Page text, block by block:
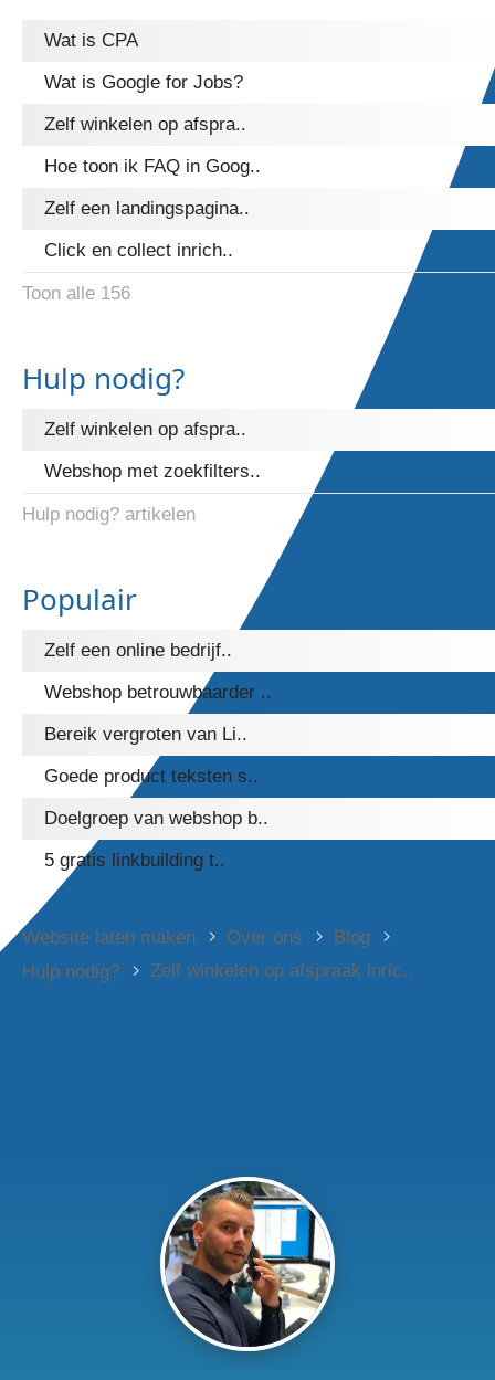
Wat is CPA
Wat is Google for Jobs?
Zelf winkelen op afspra..
Hoe toon ik FAQ in Goog..
Zelf een landingspagina..
Click en collect inrich..
Toon alle 156
Hulp nodig?
Zelf winkelen op afspra..
Webshop met zoekfilters..
Hulp nodig? artikelen
Populair
Zelf een online bedrijf..
Webshop betrouwbaarder ..
Bereik vergroten van Li..
Goede product teksten s..
Doelgroep van webshop b..
5 gratis linkbuilding t..
Website laten maken Over ons
Blog
Hulp nodig?
Zelf winkelen op afspraak inric..